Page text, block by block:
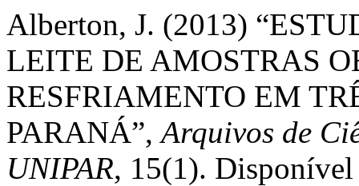
Alberton, J. (2013)
LEITE DE AMOSTRAS
RESFRIAMENTO EM
PARANÁ”,Arquivos de
UNIPAR, 15(1). Disponível